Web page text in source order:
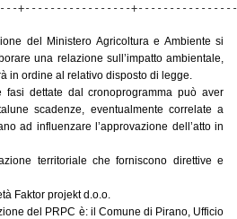
+-----------------
del Ministero Agricoltura e Ambiente si
una relazione sull’impatto ambientale,
in ordine al relativo disposto di legge.
fasi dettate dal cronoprogramma può aver
scadenze, eventualmente correlate a
ad influenzare l’approvazione dell’atto in
territoriale che forniscono direttive e
Faktor projekt d.o.o.
del PRPC è: il Comune di Pirano, Ufficio